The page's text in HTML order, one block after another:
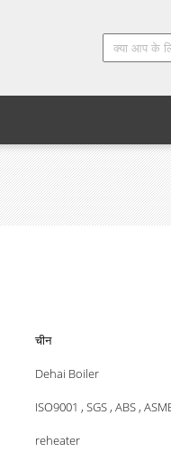
चीन
Dehai Boiler
ISO9001 , SGS , ABS ,
reheater